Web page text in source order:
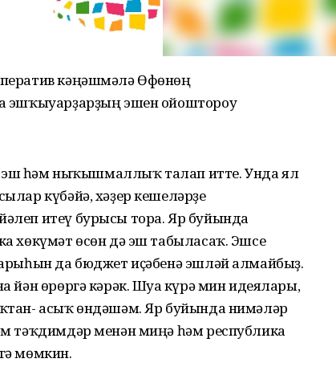
кәңәшмәлә Өфөнөң
эшҡыуарҙарҙың эшен ойоштороу
эш һәм ныҡышмаллыҡ талап итте. Унда ял
күбәйә, хәҙер кешеләрҙе
итеү бурысы тора. Яр буйында
хөкүмәт өсөн дә эш табыласаҡ. Эшсе
да бюджет иҫәбенә эшләй алмайбыҙ.
йән өрөргә кәрәк. Шуға күрә мин идеялары,
асыҡ өндәшәм. Яр буйында нимәләр
тәҡдимдәр менән миңә һәм республика
мөмкин.